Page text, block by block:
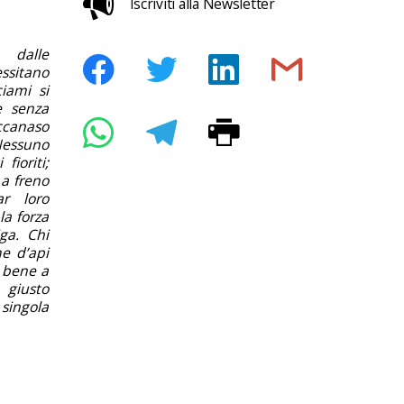
dalle
si
senza
fioriti;
freno
loro
forza
Chi
d’api
a